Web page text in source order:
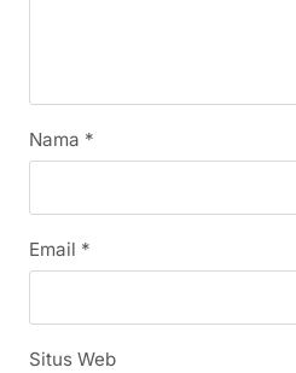
Nama *
Email *
Situs Web